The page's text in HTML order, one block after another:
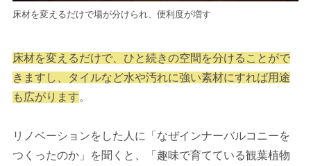
床材を変えるだけで場が分けられ、便利度が増す
床材を変えるだけで、ひと続きの空間を分けることがで
きますし、タイルなど水や汚れに強い素材にすれば用途
も広がります。
リノベーションをした人に「なぜインナーバルコニーを
つくったのか」を聞くと、「趣味で育てている観葉植物